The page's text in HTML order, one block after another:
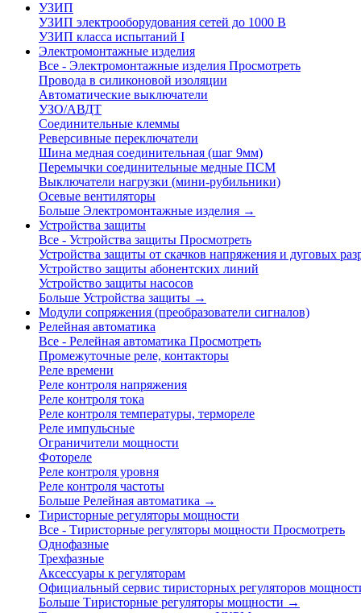
УЗИП
УЗИП электрооборудования сетей до 1000 В
УЗИП клaссa испытаний I
Электромонтажные изделия
Все - Электромонтажные изделия Просмотреть
Провода в силиконовой изоляции
Автоматические выключатели
УЗО/АВДТ
Соединительные клеммы
Реверсивные переключатели
Шина медная соединительная (шаг 9мм)
Перемычки соединительные медные ПСМ
Выключатели нагрузки (мини-рубильники)
Осевые вентиляторы
Больше Электромонтажные изделия →
Устройства защиты
Все - Устройства защиты Просмотреть
Устройства защиты от скачков напряжения и дуговых
Устройство защиты абонентских линий
Устройство защиты насосов
Больше Устройства защиты →
Модули сопряжения (преобразователи сигналов)
Релейная автоматика
Все - Релейная автоматика Просмотреть
Промежуточные реле, контакторы
Реле времени
Реле контроля напряжения
Реле контроля тока
Реле контроля температуры, термореле
Реле импульсные
Ограничители мощности
Фотореле
Реле контроля уровня
Реле контроля частоты
Больше Релейная автоматика →
Тиристорные регуляторы мощности
Все - Тиристорные регуляторы мощности Просмотреть
Однофазные
Трехфазные
Аксессуары к регуляторам
Официальный сервис тиристорных регуляторов
Больше Тиристорные регуляторы мощности →